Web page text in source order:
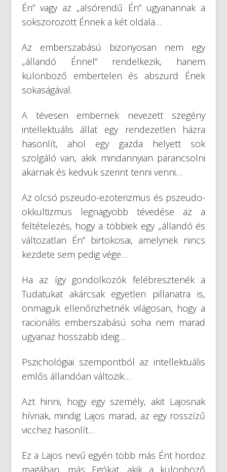
Én” vagy az „alsórendű Én” ugyanannak a
sokszorozott Énnek a két oldala…
Az emberszabású bizonyosan nem egy
„állandó Énnel” rendelkezik, hanem
különböző embertelen és abszurd Ének
sokaságával.
A tévesen embernek nevezett szegény
intellektuális állat egy rendezetlen házra
hasonlít, ahol egy gazda helyett sok
szolgáló van, akik mindannyian parancsolni
akarnak és kedvük szerint tenni venni…
Az olcsó pszeudo-ezoterizmus és pszeudo-
okkultizmus legnagyobb tévedése az a
feltételezés, hogy a többiek egy „állandó és
változatlan Én” birtokosai, amelynek nincs
kezdete sem pedig vége…
Ha az így gondolkozók felébresztenék a
Tudatukat akárcsak egyetlen pillanatra is,
önmaguk ellenőrizhetnék világosan, hogy a
racionális emberszabású soha nem marad
ugyanaz hosszabb ideig…
Pszichológiai szempontból az intellektuális
emlős állandóan változik…
Azt hinni, hogy egy személy, akit Lajosnak
hívnak, mindig Lajos marad, az egy rosszízű
vicchez hasonlít…
Ez a Lajos nevű egyén több más Ént hordoz
magában, más Egókat, akik a különböző